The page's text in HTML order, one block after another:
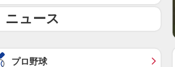
ニュース
プロ野球